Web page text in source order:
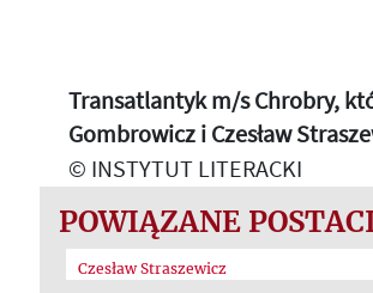
Transatlantyk m/s Chrobry,
Gombrowicz i Czesław
© INSTYTUT LITERACKI
POWIĄZANE
Czesław Straszewicz